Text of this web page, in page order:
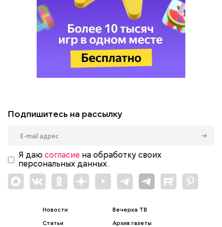
Подпишитесь на рассылку
Я даю согласие на обработку своих
персональных данных.
Новости
Статьи
Вечерка ТВ
Архив газеты